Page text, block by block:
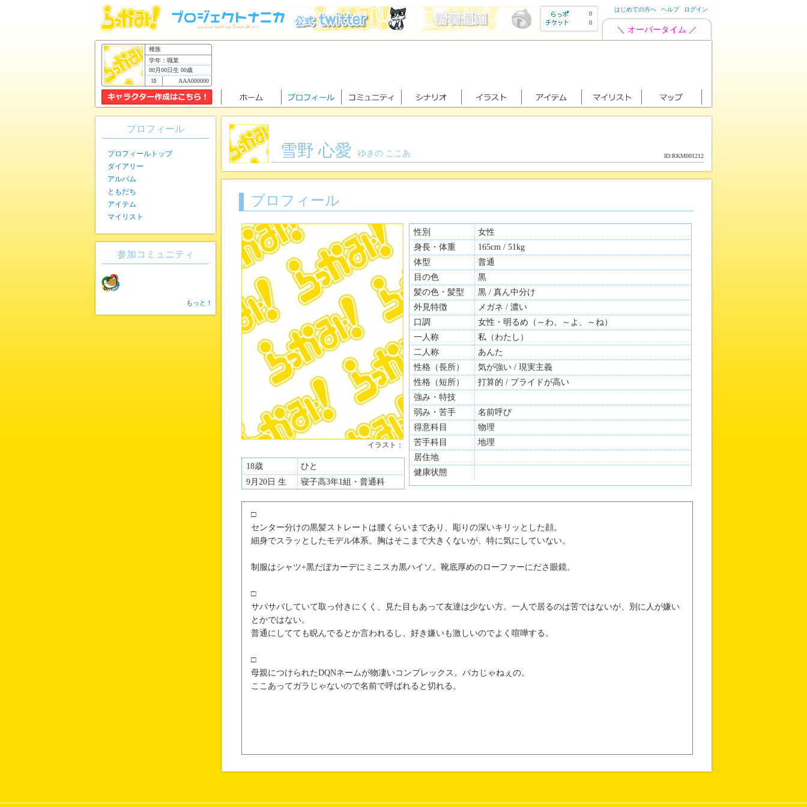
0
0
はじめての方へ ヘルプ ログイン
＼ オーバータイム ／
種族
学年：職業
00月00日生 00歳
AAA000000
雪野 心愛 ゆきの ここあ ID:RKM001212
プロフィール
イラスト：
18歳
ひと
9月20日 生
寝子高3年1組・普通科
性別
女性
身長・体重
165cm / 51kg
体型
普通
目の色
黒
髪の色・髪型
黒 / 真ん中分け
外見特徴
メガネ / 濃い
口調
女性・明るめ（～わ、～よ、～ね）
一人称
私（わたし）
二人称
あんた
性格（長所）
気が強い / 現実主義
性格（短所）
打算的 / プライドが高い
強み・特技
弱み・苦手
名前呼び
得意科目
物理
苦手科目
地理
居住地
健康状態
□
センター分けの黒髪ストレートは腰くらいまであり、彫りの深いキリッとした顔。
細身でスラッとしたモデル体系。胸はそこまで大きくないが、特に気にしていない。
制服はシャツ+黒だぼカーデにミニスカ黒ハイソ。靴底厚めのローファーにださ眼鏡。
□
サバサバしていて取っ付きにくく、見た目もあって友達は少ない方。一人で居るのは苦ではないが、別に人が嫌い
とかではない。
普通にしてても睨んでるとか言われるし、好き嫌いも激しいのでよく喧嘩する。
□
母親につけられたDQNネームが物凄いコンプレックス。バカじゃねぇの。
ここあってガラじゃないので名前で呼ばれると切れる。
プロフィール
プロフィールトップ
ダイアリー
アルバム
ともだち
アイテム
マイリスト
参加コミュニティ
もっと！